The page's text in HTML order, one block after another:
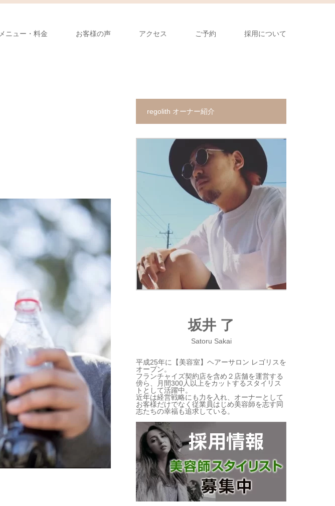
メニュー・料金 お客様の声 アクセス ご予約 採用について
regolith オーナー紹介
坂井 了
Satoru Sakai
平成25年に【美容室】ヘアーサロン レゴリスを
オープン。
フランチャイズ契約店を含め２店舗を運営する
傍ら、月間300人以上をカットするスタイリス
トとして活躍中。
近年は経営戦略にも力を入れ、オーナーとして
お客様だけでなく従業員はじめ美容師を志す同
志たちの幸福も追求している。